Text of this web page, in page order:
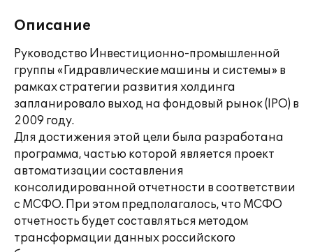
Описание
Руководство Инвестиционно-промышленной
группы «Гидравлические машины и системы» в
рамках стратегии развития холдинга
запланировало выход на фондовый рынок (IPO) в
2009 году.
Для достижения этой цели была разработана
программа, частью которой является проект
автоматизации составления
консолидированной отчетности в соответствии
с МСФО. При этом предполагалось, что МСФО
отчетность будет составляться методом
трансформации данных российского